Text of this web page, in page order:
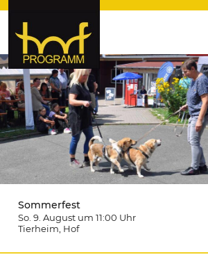
hof-programm – das
Veranstaltungsportal für
Hochfranken
Sommerfest
So. 9. August um 11:00 Uhr
Tierheim , Hof